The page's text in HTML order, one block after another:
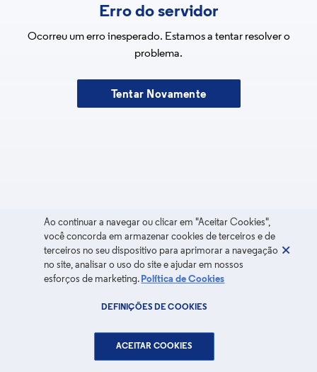
Erro do servidor
Ocorreu um erro inesperado. Estamos a tentar resolver o
problema.
Tentar Novamente
Ao continuar a navegar ou clicar em "Aceitar Cookies",
você concorda em armazenar cookies de terceiros e de
terceiros no seu dispositivo para aprimorar a navegação
no site, analisar o uso do site e ajudar em nossos
esforços de marketing. Política de Cookies
DEFINIÇÕES DE COOKIES
ACEITAR COOKIES